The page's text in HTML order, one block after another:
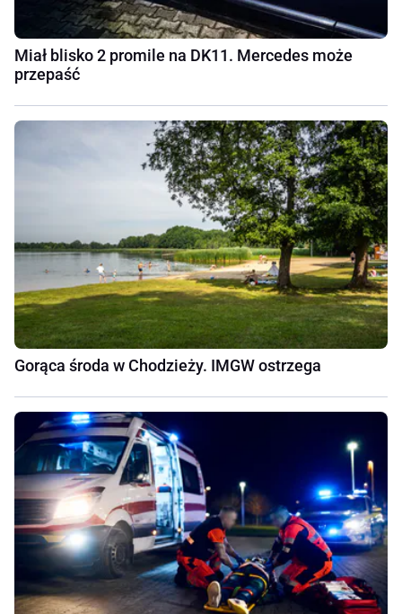
Miał blisko 2 promile na DK11. Mercedes może
przepaść
Gorąca środa w Chodzieży. IMGW ostrzega